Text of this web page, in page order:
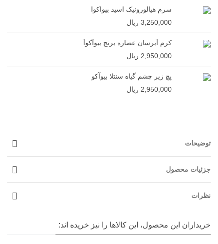
سرم هیالورونیک اسید بیواکوا
3,250,000 ریال
کرم آبرسان عصاره برنج بیوآکوآ
2,950,000 ریال
پچ زیر چشم گیاه سنتلا بیوآکو
2,950,000 ریال
توضیحات
جزئیات محصول
نظرات
خریداران این محصول، این کالاها را نیز خریده اند: